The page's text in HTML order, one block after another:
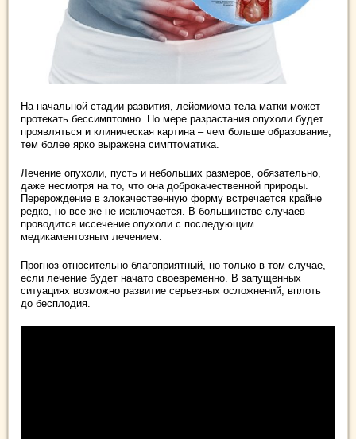
На начальной стадии развития, лейомиома тела матки может
протекать бессимптомно. По мере разрастания опухоли будет
проявляться и клиническая картина – чем больше образование,
тем более ярко выражена симптоматика.
Лечение опухоли, пусть и небольших размеров, обязательно,
даже несмотря на то, что она доброкачественной природы.
Перерождение в злокачественную форму встречается крайне
редко, но все же не исключается. В большинстве случаев
проводится иссечение опухоли с последующим
медикаментозным лечением.
Прогноз относительно благоприятный, но только в том случае,
если лечение будет начато своевременно. В запущенных
ситуациях возможно развитие серьезных осложнений, вплоть
до бесплодия.